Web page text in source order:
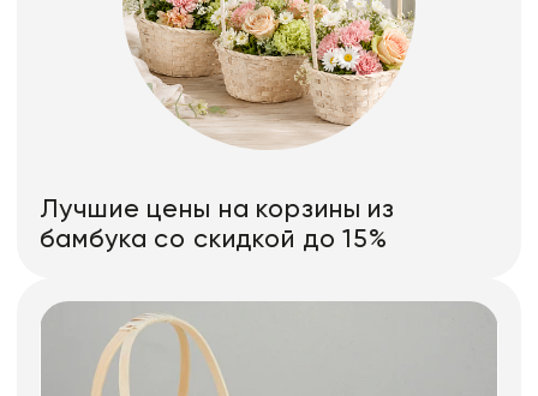
Лучшие цены на корзины из
бамбука со скидкой до 15%